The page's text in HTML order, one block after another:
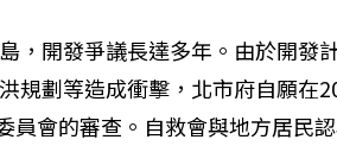
，開發爭議長達多年。由於開發
規劃等造成衝擊，北市府自願在
員會的審查。自救會與地方居民